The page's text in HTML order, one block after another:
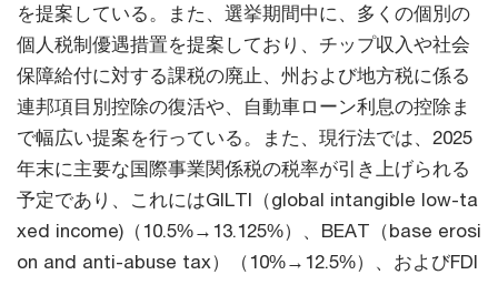
を提案している。また、選挙期間中に、多くの個別の
個人税制優遇措置を提案しており、チップ収入や社会
保障給付に対する課税の廃止、州および地方税に係る
連邦項目別控除の復活や、自動車ローン利息の控除ま
で幅広い提案を行っている。また、現行法では、2025
年末に主要な国際事業関係税の税率が引き上げられる
予定であり、これにはGILTI（global intangible low-ta
xed income)（10.5%→13.125%）、BEAT（base erosi
on and anti-abuse tax）（10%→12.5%）、およびFDI